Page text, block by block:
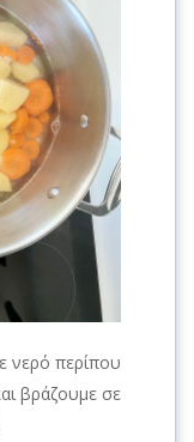
νερό περίπου
βράζουμε σε